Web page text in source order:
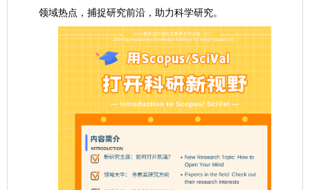
领域热点，捕捉研究前沿，助力科学研究。